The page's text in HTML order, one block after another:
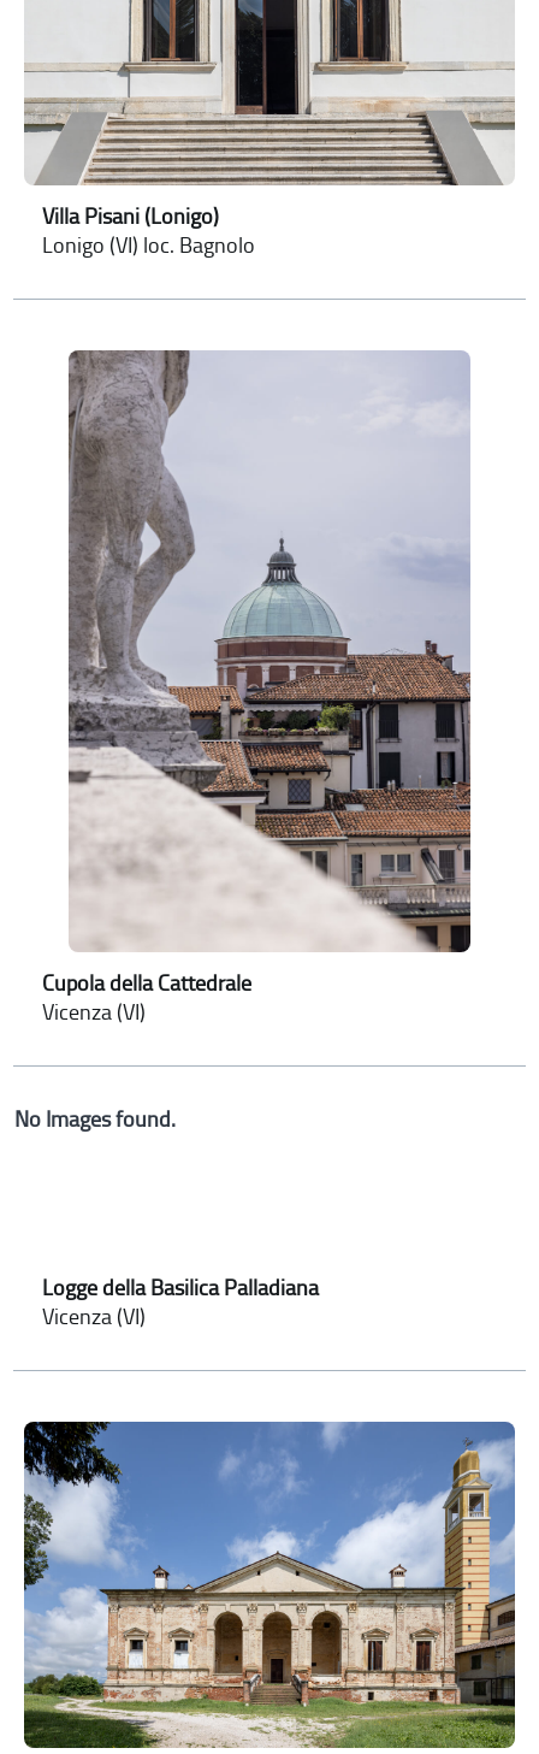
Villa Pisani (Lonigo)
Lonigo (VI) loc. Bagnolo
Cupola della Cattedrale
Vicenza (VI)
No Images found.
Logge della Basilica Palladiana
Vicenza (VI)